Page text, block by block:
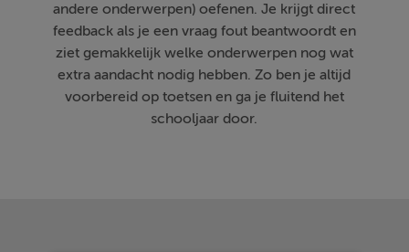
andere onderwerpen) oefenen. Je krijgt direct
feedback als je een vraag fout beantwoordt en
ziet gemakkelijk welke onderwerpen nog wat
extra aandacht nodig hebben. Zo ben je altijd
voorbereid op toetsen en ga je fluitend het
schooljaar door.